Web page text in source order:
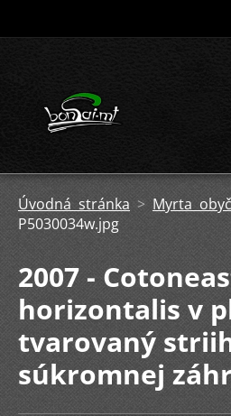
Úvodná stránka > Myrta
P5030034w.jpg
2007 -
horizontalis v
tvarovaný
súkromnej